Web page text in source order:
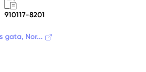
910117-8201
gata, Nor...